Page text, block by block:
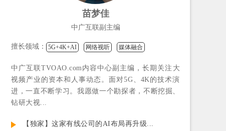
苗梦佳
中广互联副主编
擅长领域： 5G+4K+AI 网络视听 媒体融合
中广互联TVOAO.com内容中心副主编，长期关注大
视频产业的资本和人事动态。面对5G、4K的技术演
进，一直不断学习。我愿做一个勘探者，不断挖掘、
钻研大视...
【独家】这家有线公司的AI布局再升级...